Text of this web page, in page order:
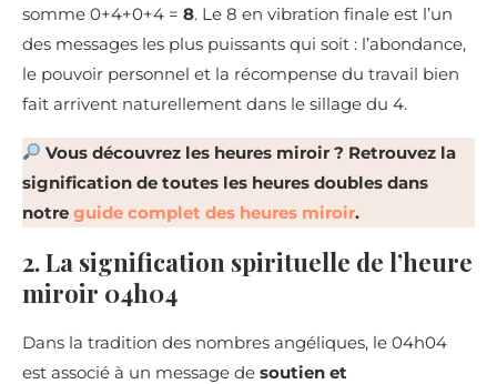
somme 0+4+0+4 = 8. Le 8 en vibration finale est l’un
des messages les plus puissants qui soit : l’abondance,
le pouvoir personnel et la récompense du travail bien
fait arrivent naturellement dans le sillage du 4.
Vous découvrez les heures miroir ? Retrouvez la
signification de toutes les heures doubles dans
notre guide complet des heures miroir.
2. La signification spirituelle de l’heure
miroir 04h04
Dans la tradition des nombres angéliques, le 04h04
est associé à un message de soutien et